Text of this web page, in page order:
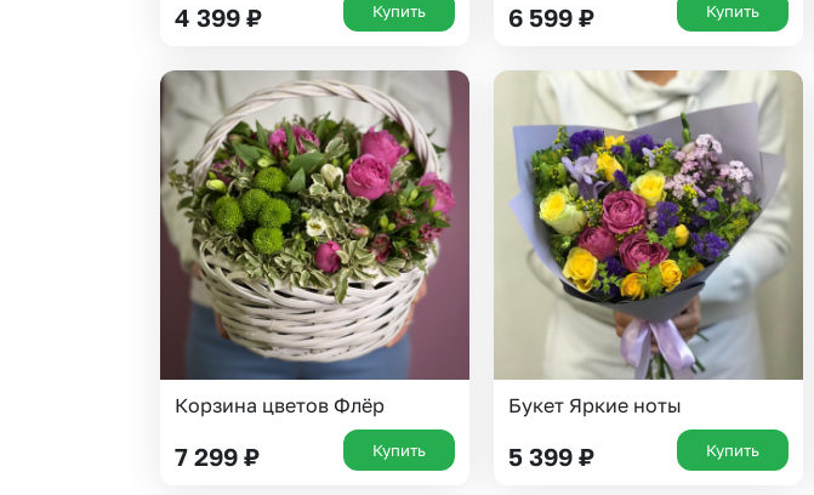
4 399 ₽ Купить 6 599 ₽ Купить
Корзина цветов Флёр
7 299 ₽ Купить
Букет Яркие ноты
5 399 ₽ Купить